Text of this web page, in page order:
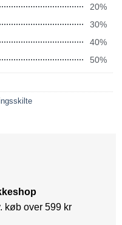
20%
30%
40%
50%
køb over 599 kr